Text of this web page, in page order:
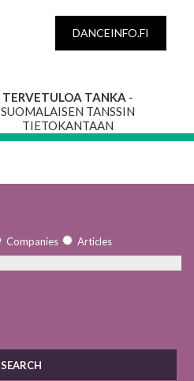
DANCEINFO.FI
TERVETULOA TANKA -
SUOMALAISEN TANSSIN
TIETOKANTAAN
Companies Articles